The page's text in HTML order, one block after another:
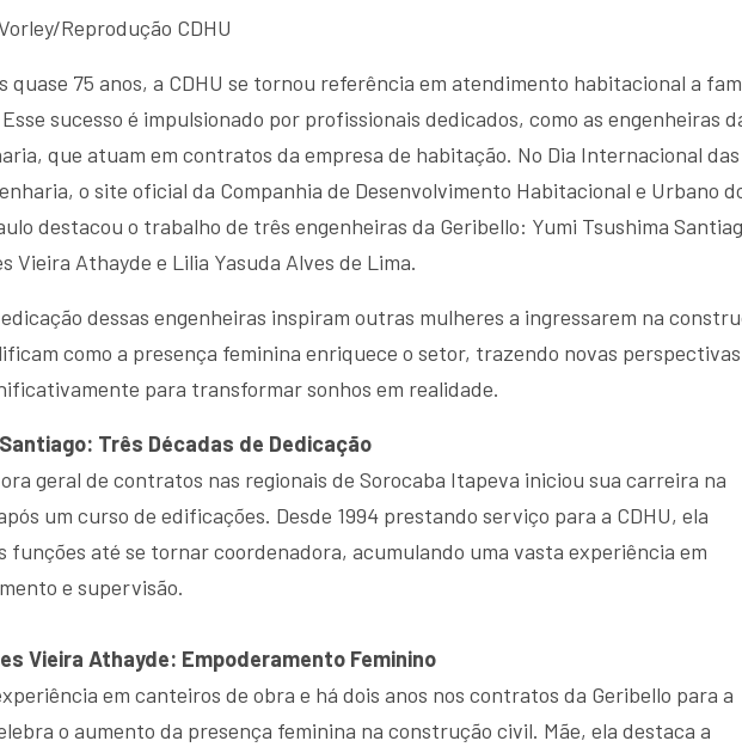
Reprodução CDHU
quase 75 anos, a CDHU se tornou referência em atendimento habitacional a
sucesso é impulsionado por profissionais dedicados, como as engenheiras
que atuam em contratos da empresa de habitação. No Dia Internacional das
o site oficial da Companhia de Desenvolvimento Habitacional e Urbano
destacou o trabalho de três engenheiras da Geribello: Yumi Tsushima
Vieira Athayde e Lilia Yasuda Alves de Lima.
dessas engenheiras inspiram outras mulheres a ingressarem na
como a presença feminina enriquece o setor, trazendo novas
para transformar sonhos em realidade.
Três Décadas de Dedicação
geral de contratos nas regionais de Sorocaba Itapeva iniciou sua carreira na
um curso de edificações. Desde 1994 prestando serviço para a CDHU, ela
funções até se tornar coordenadora, acumulando uma vasta experiência em
e supervisão.
Vieira Athayde: Empoderamento Feminino
em canteiros de obra e há dois anos nos contratos da Geribello para a
o aumento da presença feminina na construção civil. Mãe, ela destaca a